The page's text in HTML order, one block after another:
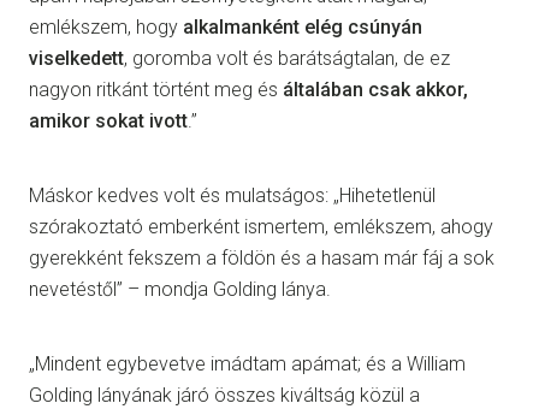
emlékszem, hogy alkalmanként elég csúnyán
viselkedett, goromba volt és barátságtalan, de ez
nagyon ritkánt történt meg és általában csak akkor,
amikor sokat ivott.”
Máskor kedves volt és mulatságos: „Hihetetlenül
szórakoztató emberként ismertem, emlékszem, ahogy
gyerekként fekszem a földön és a hasam már fáj a sok
nevetéstől” – mondja Golding lánya.
„Mindent egybevetve imádtam apámat; és a William
Golding lányának járó összes kiváltság közül a